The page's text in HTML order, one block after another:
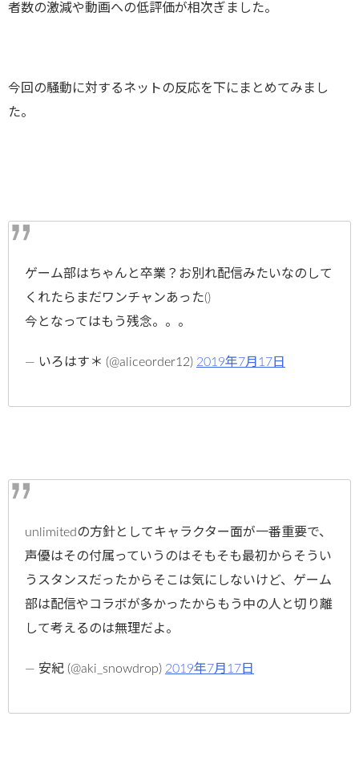
者数の激減や動画への低評価が相次ぎました。
今回の騒動に対するネットの反応を下にまとめてみまし
た。
ゲーム部はちゃんと卒業？お別れ配信みたいなのして
くれたらまだワンチャンあった()
今となってはもう残念。。。
— いろはす＊ (@aliceorder12) 2019年7月17日
unlimitedの方針としてキャラクター面が一番重要で、
声優はその付属っていうのはそもそも最初からそうい
うスタンスだったからそこは気にしないけど、ゲーム
部は配信やコラボが多かったからもう中の人と切り離
して考えるのは無理だよ。
— 安紀 (@aki_snowdrop) 2019年7月17日